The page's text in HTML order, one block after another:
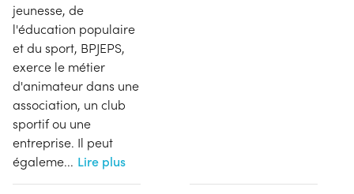
jeunesse, de
l'éducation populaire
et du sport, BPJEPS,
exerce le métier
d'animateur dans une
association, un club
sportif ou une
entreprise. Il peut
égaleme... Lire plus